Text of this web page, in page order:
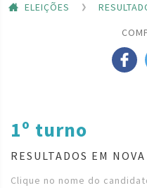
ELEIÇÕES
1º turno
RESULTADOS EM
Clique no nome do